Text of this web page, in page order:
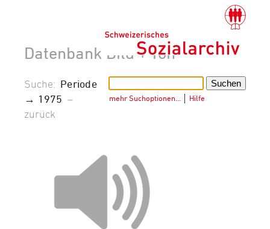
Datenbank Bild + Ton
mehr Suchoptionen… Hilfe
Suche: Periode
→ 1975 –
zurück